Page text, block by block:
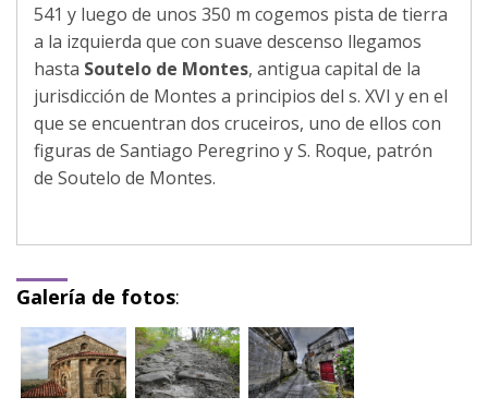
541 y luego de unos 350 m cogemos pista de tierra
a la izquierda que con suave descenso llegamos
hasta Soutelo de Montes, antigua capital de la
jurisdicción de Montes a principios del s. XVI y en el
que se encuentran dos cruceiros, uno de ellos con
figuras de Santiago Peregrino y S. Roque, patrón
de Soutelo de Montes.
Galería de fotos: